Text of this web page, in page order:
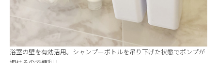
浴室の壁を有効活用。シャンプーボトルを吊り下げた状態でポンプが